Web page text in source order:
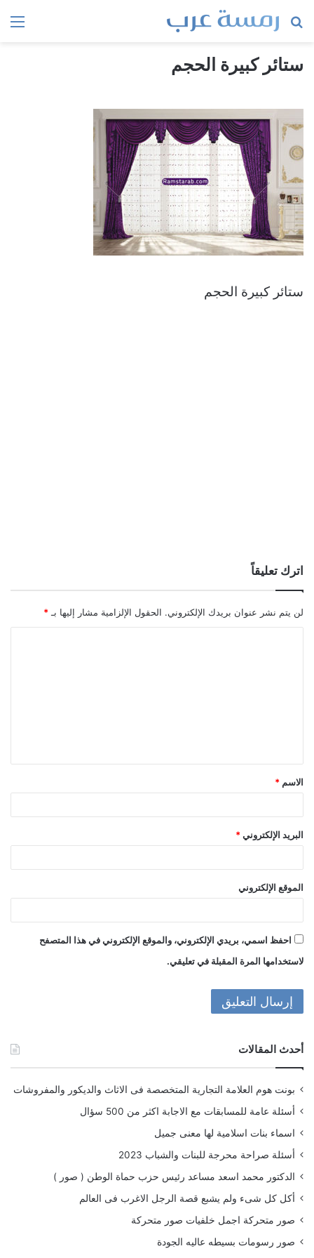
بحث
ستائر كبيرة الحجم
ستائر كبيرة الحجم
اترك تعليقاً
لن يتم نشر عنوان بريدك الإلكتروني. الحقول الإلزامية مشار إليها بـ *
ق
*
الاسم *
البريد الإلكتروني *
الموقع الإلكتروني
احفظ اسمي، بريدي الإلكتروني، والموقع الإلكتروني في هذا المتصفح
لاستخدامها المرة المقبلة في تعليقي.
أحدث المقالات
بونت هوم العلامة التجارية المتخصصة فى الاثاث والديكور والمفروشات
أسئلة عامة للمسابقات مع الاجابة اكثر من 500 سؤال
اسماء بنات اسلامية لها معنى جميل
أسئلة صراحة محرجة للبنات والشباب 2023
الدكتور محمد اسعد مساعد رئيس حزب حماة الوطن ( صور )
أكل كل شىء ولم يشبع قصة الرجل الاغرب فى العالم
صور متحركة اجمل خلفيات صور متحركة
صور رسومات بسيطه عاليه الجودة